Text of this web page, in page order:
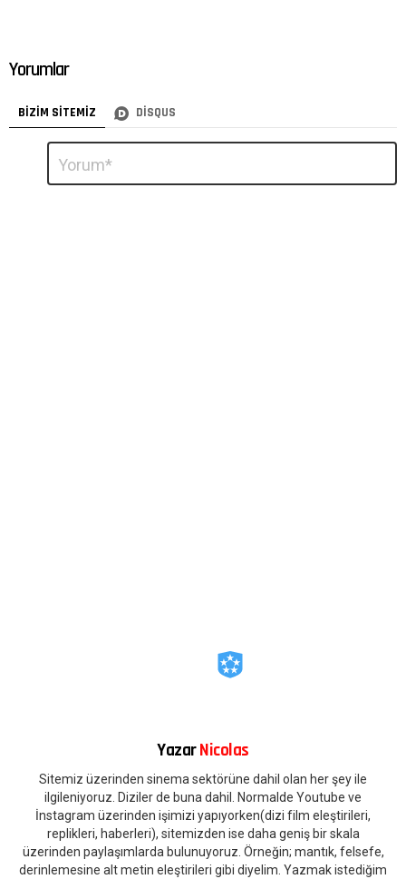
Yorumlar
BIZIM SITEMIZ DISQUS
Yorum
YazarNicolas
Sitemiz üzerinden sinema sektörüne dahil olan her şey ile
ilgileniyoruz. Diziler de buna dahil. Normalde Youtube ve
İnstagram üzerinden işimizi yapıyorken(dizi film eleştirileri,
replikleri, haberleri), sitemizden ise daha geniş bir skala
üzerinden paylaşımlarda bulunuyoruz. Örneğin; mantık, felsefe,
derinlemesine alt metin eleştirileri gibi diyelim. Yazmak istediğim